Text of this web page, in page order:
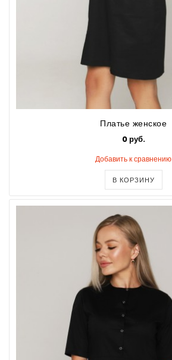
Платье женское
0 руб.
Добавить к сравнению
В КОРЗИНУ